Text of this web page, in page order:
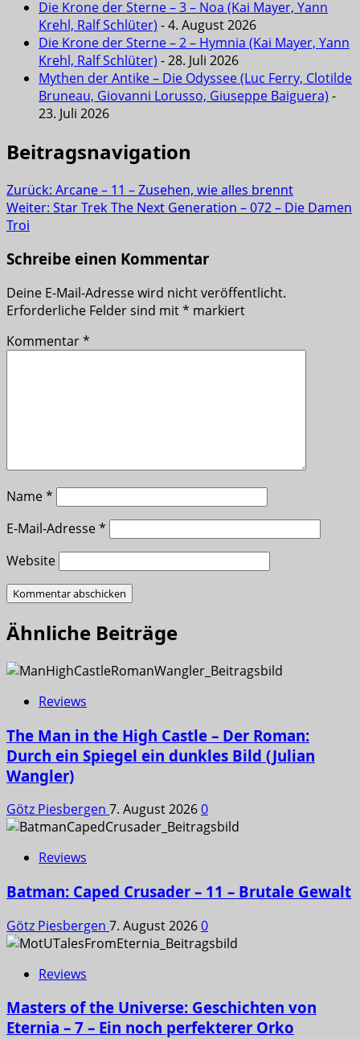
Die Krone der Sterne – 3 – Noa (Kai Mayer, Yann
Krehl, Ralf Schlüter) - 4. August 2026
Die Krone der Sterne – 2 – Hymnia (Kai Mayer, Yann
Krehl, Ralf Schlüter) - 28. Juli 2026
Mythen der Antike – Die Odyssee (Luc Ferry, Clotilde
Bruneau, Giovanni Lorusso, Giuseppe Baiguera) -
23. Juli 2026
Beitragsnavigation
Zurück: Arcane – 11 – Zusehen, wie alles brennt
Weiter: Star Trek The Next Generation – 072 – Die Damen
Troi
Schreibe einen Kommentar
Deine E-Mail-Adresse wird nicht veröffentlicht.
Erforderliche Felder sind mit* markiert
Kommentar*
Name*
E-Mail-Adresse*
Website
Ähnliche Beiträge
Reviews
The Man in the High Castle – Der Roman:
Durch ein Spiegel ein dunkles Bild (Julian
Wangler)
Götz Piesbergen 7. August 20260
Reviews
Batman: Caped Crusader – 11 – Brutale Gewalt
Götz Piesbergen 7. August 20260
Reviews
Masters of the Universe: Geschichten von
Eternia – 7 – Ein noch perfekterer Orko